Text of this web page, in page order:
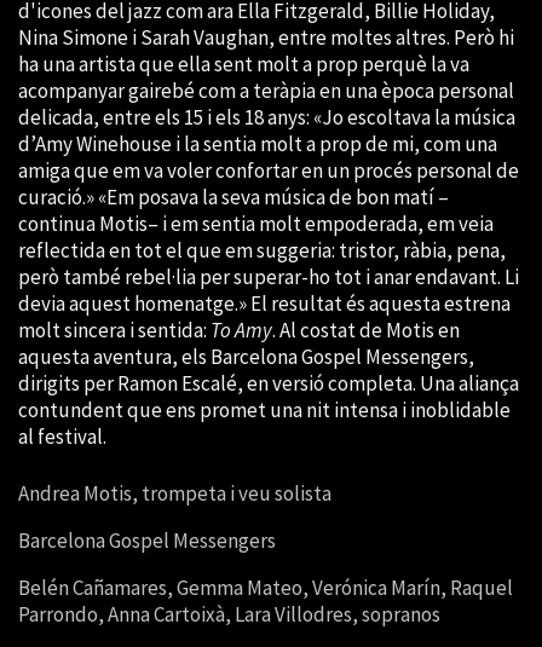
d'icones del jazz com ara Ella Fitzgerald, Billie Holiday,
Nina Simone i Sarah Vaughan, entre moltes altres. Però hi
ha una artista que ella sent molt a prop perquè la va
acompanyar gairebé com a teràpia en una època personal
delicada, entre els 15 i els 18 anys: «Jo escoltava la música
d’Amy Winehouse i la sentia molt a prop de mi, com una
amiga que em va voler confortar en un procés personal de
curació.» «Em posava la seva música de bon matí –
continua Motis– i em sentia molt empoderada, em veia
reflectida en tot el que em suggeria: tristor, ràbia, pena,
però tambérebel·lia per superar-ho tot i anar endavant. Li
devia aquest homenatge.» El resultat és aquesta estrena
molt sincera i sentida: To Amy. Al costat de Motis en
aquesta aventura, els Barcelona Gospel Messengers,
dirigits per Ramon Escalé, en versió completa. Una aliança
contundent que ens promet una nit intensa i inoblidable
al festival.
Andrea Motis, trompeta i veu solista
Barcelona Gospel Messengers
Belén Cañamares, Gemma Mateo, Verónica Marín, Raquel
Parrondo, Anna Cartoixà, Lara Villodres, sopranos